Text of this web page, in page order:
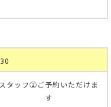
スタッフ②ご予約いただけま
す